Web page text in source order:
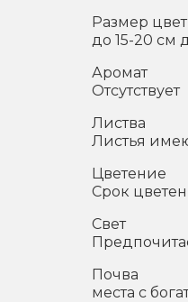
Размер
до 15-20 см
Аромат
Отсутствует
Листва
Листья
Цветение
Срок
Свет
Почва
места с